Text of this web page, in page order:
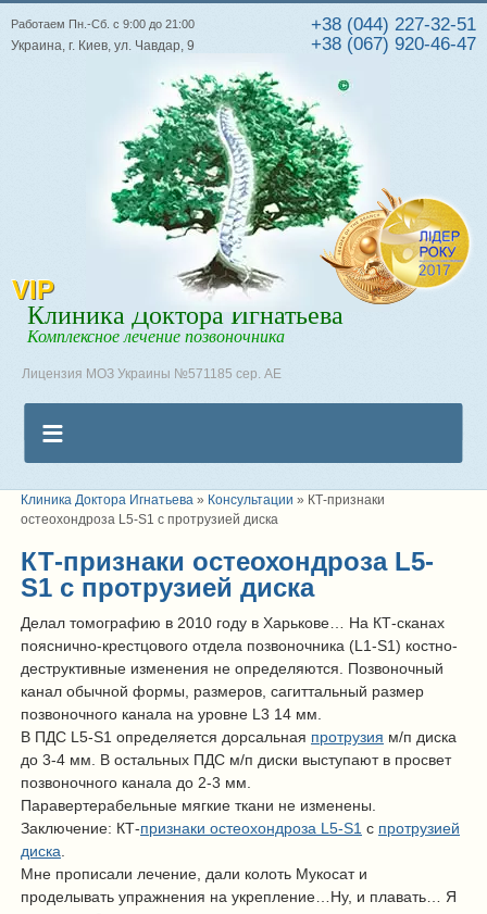
+38 (044) 227-32-51
+38 (067) 920-46-47
Работаем Пн.-Сб. с 9:00 до 21:00
Украина, г. Киев, ул. Чавдар, 9
VIP
Клиника Доктора Игнатьева
Комплексное лечение позвоночника
Лицензия МОЗ Украины №571185 сер. АЕ
Клиника Доктора Игнатьева » Консультации » КТ-признаки
остеохондроза L5-S1 c протрузией диска
КТ-признаки остеохондроза L5-
S1 c протрузией диска
Делал томографию в 2010 году в Харькове… На КТ-сканах
пояснично-крестцового отдела позвоночника (L1-S1) костно-
деструктивные изменения не определяются. Позвоночный
канал обычной формы, размеров, сагиттальный размер
позвоночного канала на уровне L3 14 мм.
В ПДС L5-S1 определяется дорсальная протрузия м/п диска
до 3-4 мм. В остальных ПДС м/п диски выступают в просвет
позвоночного канала до 2-3 мм.
Паравертерабельные мягкие ткани не изменены.
Заключение: КТ-признаки остеохондроза L5-S1 c протрузией
диска
Мне прописали лечение, дали колоть Мукосат и
проделывать упражнения на укрепление…Ну, и плавать… Я